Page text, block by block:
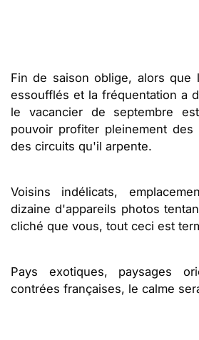
Fin de saison oblige, alors que
essoufflés et la fréquentation a
le vacancier de septembre
pouvoir profiter pleinement
des circuits qu'il arpente.
Voisins indélicats,
dizaine d'appareils photos
cliché que vous, tout ceci est
Pays exotiques, paysages
contrées françaises, le calme